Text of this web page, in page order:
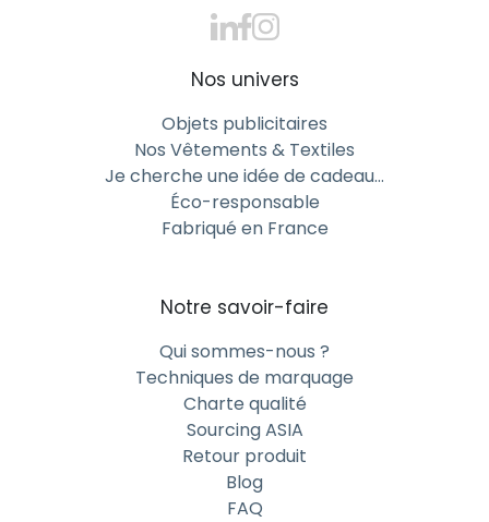
Nos univers
Objets publicitaires
Nos Vêtements & Textiles
Je cherche une idée de cadeau…
Éco-responsable
Fabriqué en France
Notre savoir-faire
Qui sommes-nous ?
Techniques de marquage
Charte qualité
Sourcing ASIA
Retour produit
Blog
FAQ